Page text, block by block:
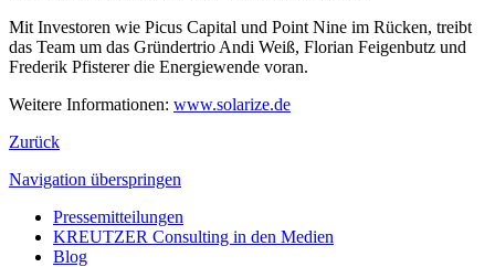
Mit Investoren wie Picus Capital und Point Nine im Rücken, treibt
das Team um das Gründertrio Andi Weiß, Florian Feigenbutz und
Frederik Pfisterer die Energiewende voran.
Weitere Informationen: www.solarize.de
Zurück
Navigation überspringen
Pressemitteilungen
KREUTZER Consulting in den Medien
Blog